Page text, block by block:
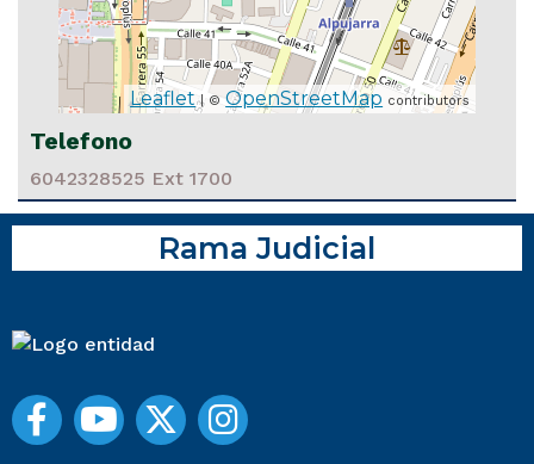
Leaflet| ©OpenStreetMap contributors
Telefono
6042328525 Ext 1700
Rama Judicial